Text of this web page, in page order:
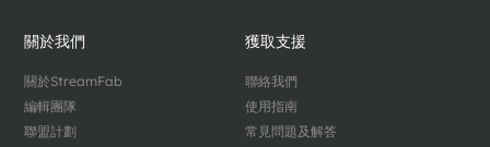
關於我們
關於StreamFab
編輯團隊
聯盟計劃
獲取支援
聯絡我們
使用指南
常見問題及解答